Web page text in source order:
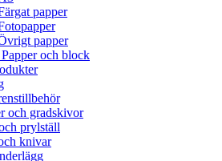
papper
papper
och block
och gradskivor
prylställ
knivar